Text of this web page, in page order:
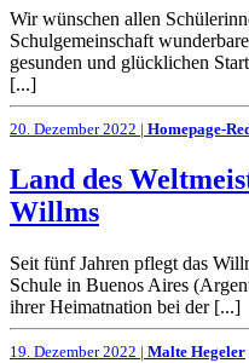
Wir wünschen allen
Schulgemeinschaft
gesunden und glücklichen
[...]
20. Dezember 2022 | Homepage-
Land des
Willms
Seit fünf Jahren pflegt das
Schule in Buenos Aires
ihrer Heimatnation bei der [...]
19. Dezember 2022 | Malte Hegeler